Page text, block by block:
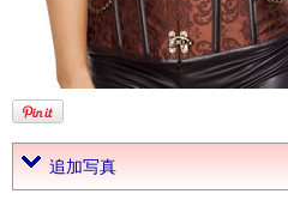
追加写真